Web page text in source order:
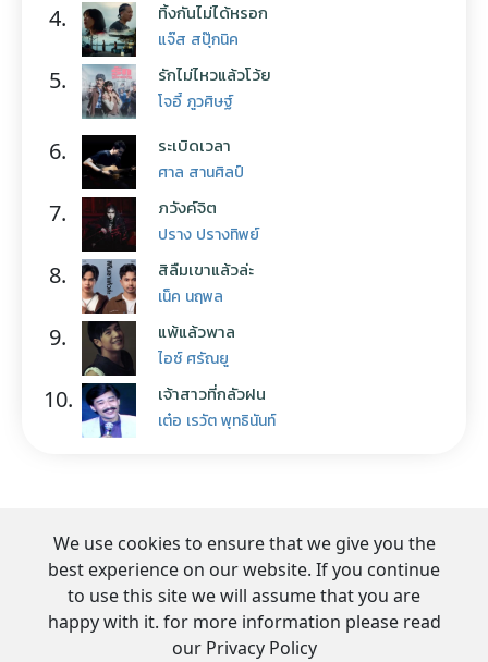
4. ทิ้งกันไม่ได้หรอก
แจ๊ส สปุ๊กนิค
5. รักไม่ไหวแล้วโว้ย
โจอี้ ภูวศิษฐ์
6. ระเบิดเวลา
ศาล สานศิลป์
7. ภวังค์จิต
ปราง ปรางทิพย์
8. สิลืมเขาแล้วล่ะ
เน็ค นฤพล
9. แพ้แล้วพาล
ไอซ์ ศรัณยู
10. เจ้าสาวที่กลัวฝน
เต๋อ เรวัต พุทธินันท์
We use cookies to ensure that we give you the
best experience on our website. If you continue
to use this site we will assume that you are
happy with it. for more information please read
our Privacy Policy